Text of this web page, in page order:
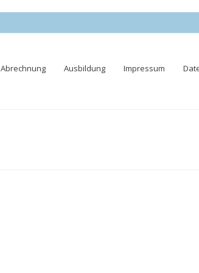
Abrechnung Ausbildung Impressum